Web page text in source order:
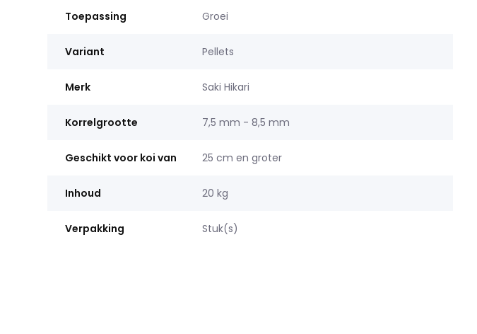
Toepassing Groei
Variant Pellets
Merk Saki Hikari
Korrelgrootte 7,5 mm - 8,5 mm
Geschikt voor koi van 25 cm en groter
Inhoud 20 kg
Verpakking Stuk(s)